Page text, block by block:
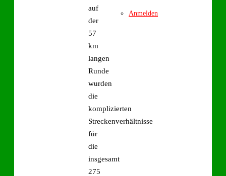
auf
der
57
km
langen
Runde
wurden
die
komplizierten
Streckenverhältnisse
für
die
insgesamt
275
Anmelden